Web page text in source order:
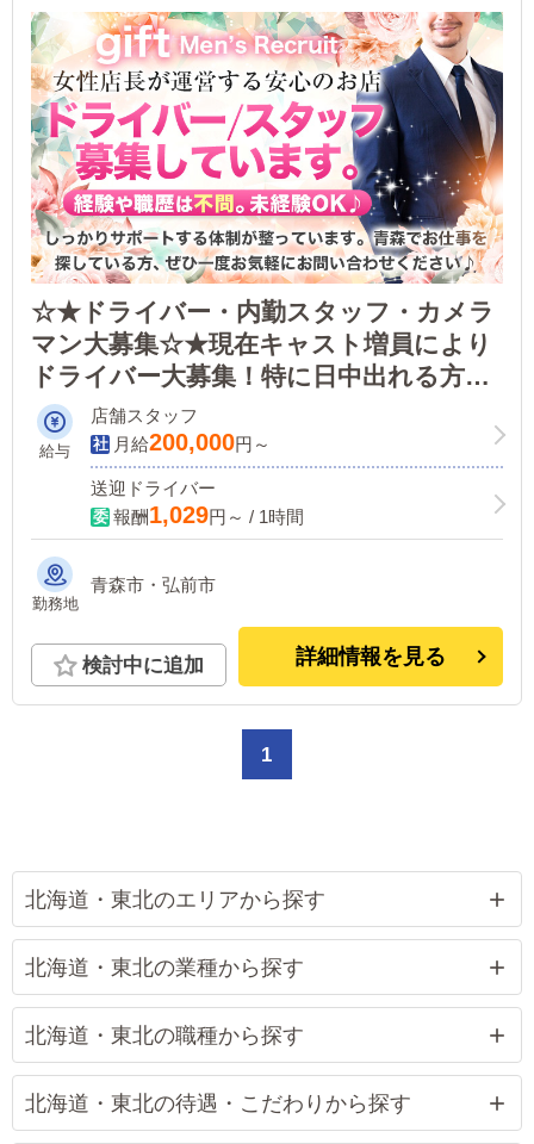
☆★ドライバー・内勤スタッフ・カメラ
マン大募集☆★現在キャスト増員により
ドライバー大募集！特に日中出れる方大
歓迎！！お仕事が休みの週１回勤務・お
仕事が終わったあとのWワーク・大学
生・未経験でも大丈夫！
給与
店舗スタッフ
月給200,000円～
送迎ドライバー
報酬1,029円～ / 1時間
勤務地
青森市・弘前市
検討中に追加 詳細情報を見る
1
北海道・東北のエリアから探す
北海道・東北の業種から探す
北海道・東北の職種から探す
北海道・東北の待遇・こだわりから探す